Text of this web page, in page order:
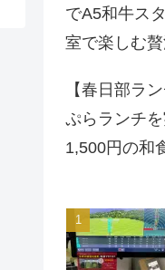
でA5和牛ス
室で楽しむ
【春日部ラ
ぷらランチ
1,500円の和